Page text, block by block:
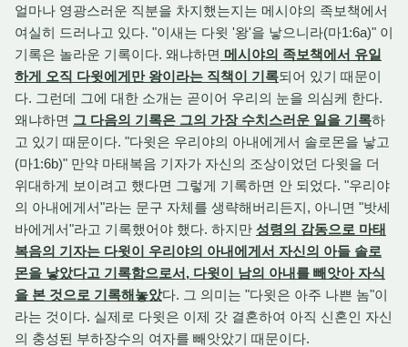
얼마나 영광스러운 직분을 차지했는지는 메시야의 족보책에서
여실히 드러나고 있다. "이새는 다윗 '왕'을 낳으니라(마1:6a)" 이
기록은 놀라운 기록이다. 왜냐하면 메시야의 족보책에서 유일
하게 오직 다윗에게만 왕이라는 직책이 기록되어 있기 때문이
다. 그런데 그에 대한 소개는 곧이어 우리의 눈을 의심케 한다.
왜냐하면 그 다음의 기록은 그의 가장 수치스러운 일을 기록하
고 있기 때문이다. "다윗은 우리야의 아내에게서 솔로몬을 낳고
(마1:6b)" 만약 마태복음 기자가 자신의 조상이었던 다윗을 더
위대하게 보이려고 했다면 그렇게 기록하면 안 되었다. "우리야
의 아내에게서"라는 문구 자체를 생략해버리든지, 아니면 "밧세
바에게서"라고 기록했어야 했다. 하지만 성령의 감동으로 마태
복음의 기자는 다윗이 우리야의 아내에게서 자신의 아들 솔로
몬을 낳았다고 기록함으로서, 다윗이 남의 아내를 빼앗아 자식
을 본 것으로 기록해놓았다. 그 의미는 "다윗은 아주 나쁜 놈"이
라는 것이다. 실제로 다윗은 이제 갓 결혼하여 아직 신혼인 자신
의 충성된 부하장수의 여자를 빼앗았기 때문이다.